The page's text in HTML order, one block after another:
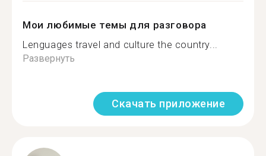
Мои любимые темы для разговора
Lenguages travel and culture the country...
Развернуть
Скачать приложение